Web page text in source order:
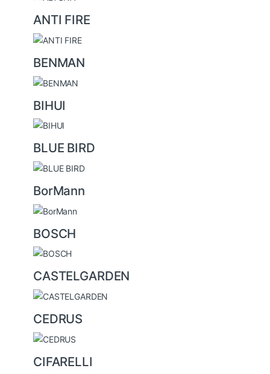
ANTI FIRE
BENMAN
BIHUI
BLUE BIRD
BorMann
BOSCH
CASTELGARDEN
CEDRUS
CIFARELLI